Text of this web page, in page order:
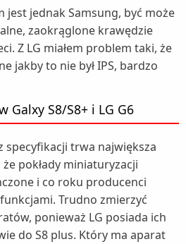
jednak Samsung, być może
zaokrąglone krawędzie
Z LG miałem problem taki, że
jakby to nie był IPS, bardzo
Galxy S8/S8+ i LG G6
specyfikacji trwa największa
pokłady miniaturyzacji
i co roku producenci
Trudno zmierzyć
ponieważ LG posiada ich
do S8 plus. Który ma aparat